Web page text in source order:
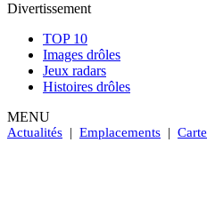
Divertissement
TOP 10
Images drôles
Jeux radars
Histoires drôles
MENU
Actualités | Emplacements | Carte